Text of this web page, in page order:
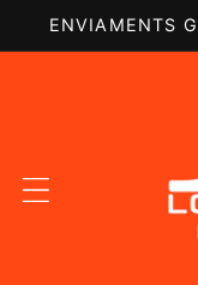
directamente
al contenido
ENVIAMENTS